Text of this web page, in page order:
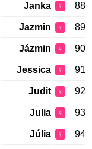
88
♀
Janka
89
♀
Jazmin
90
♀
Jázmin
91
♀
Jessica
92
♀
Judit
93
♀
Julia
94
♀
Júlia